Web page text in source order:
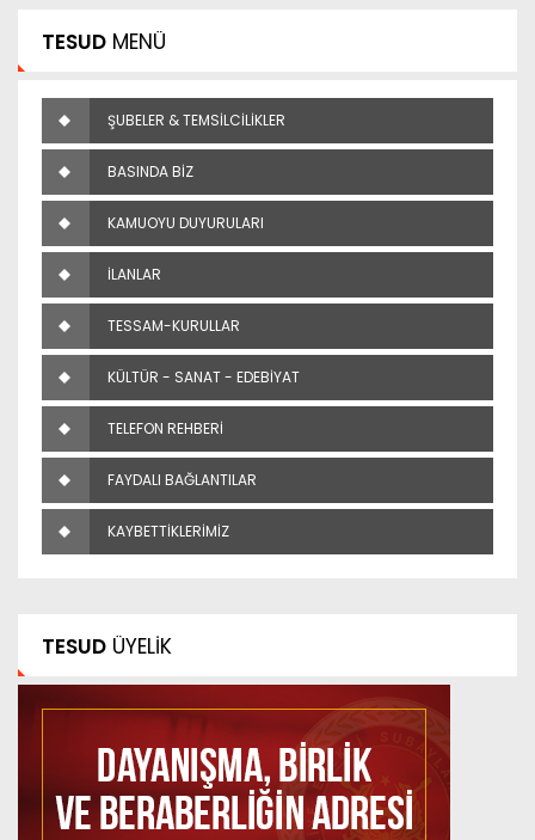
TESUD MENÜ
ŞUBELER & TEMSİLCİLİKLER
BASINDA BİZ
KAMUOYU DUYURULARI
İLANLAR
TESSAM-KURULLAR
KÜLTÜR - SANAT - EDEBİYAT
TELEFON REHBERİ
FAYDALI BAĞLANTILAR
KAYBETTİKLERİMİZ
TESUD ÜYELİK